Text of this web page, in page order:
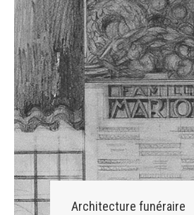
Architecture funéraire